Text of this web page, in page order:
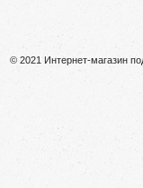
© 2021 Интернет-магазин